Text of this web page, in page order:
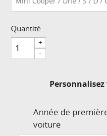
Quantité
+
-
Année de
voiture